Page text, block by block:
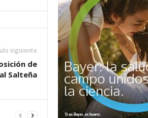
siguiente
de
Salteña